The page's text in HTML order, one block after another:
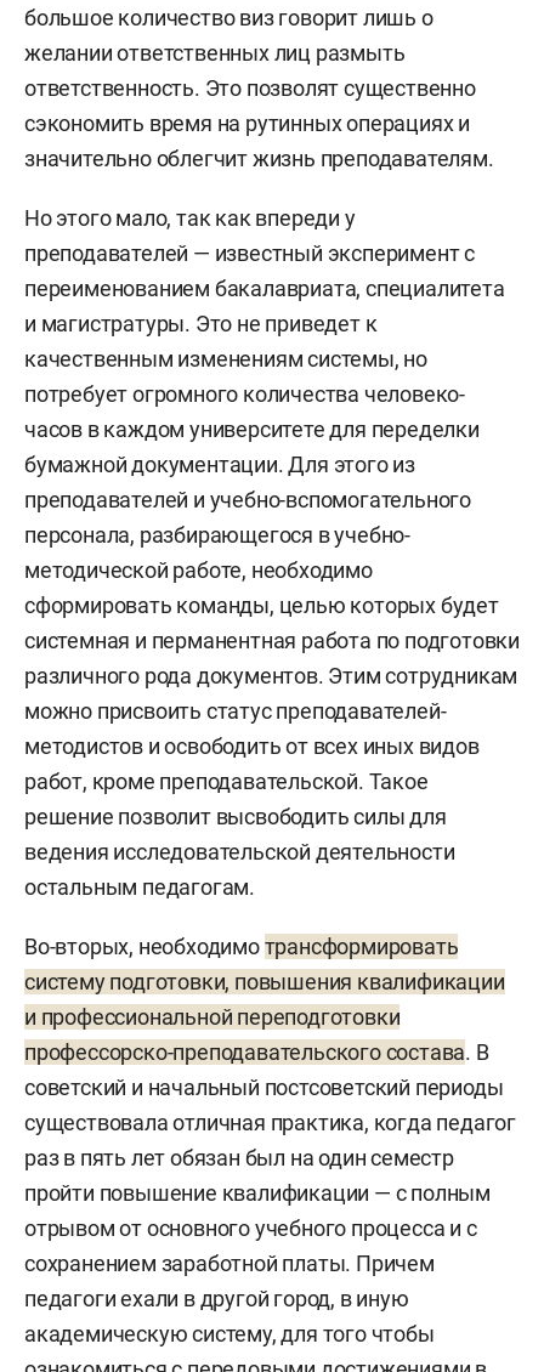
большое количество виз говорит лишь о
желании ответственных лиц размыть
ответственность. Это позволят существенно
сэкономить время на рутинных операциях и
значительно облегчит жизнь преподавателям.
Но этого мало, так как впереди у
преподавателей — известный эксперимент с
переименованием бакалавриата, специалитета
и магистратуры. Это не приведет к
качественным изменениям системы, но
потребует огромного количества человеко-
часов в каждом университете для переделки
бумажной документации. Для этого из
преподавателей и учебно-вспомогательного
персонала, разбирающегося в учебно-
методической работе, необходимо
сформировать команды, целью которых будет
системная и перманентная работа по подготовки
различного рода документов. Этим сотрудникам
можно присвоить статус преподавателей-
методистов и освободить от всех иных видов
работ, кроме преподавательской. Такое
решение позволит высвободить силы для
ведения исследовательской деятельности
остальным педагогам.
Во-вторых, необходимотрансформировать
систему подготовки, повышения квалификации
и профессиональной переподготовки
профессорско-преподавательского состава. В
советский и начальный постсоветский периоды
существовала отличная практика, когда педагог
раз в пять лет обязан был на один семестр
пройти повышение квалификации — с полным
отрывом от основного учебного процесса и с
сохранением заработной платы. Причем
педагоги ехали в другой город, в иную
академическую систему, для того чтобы